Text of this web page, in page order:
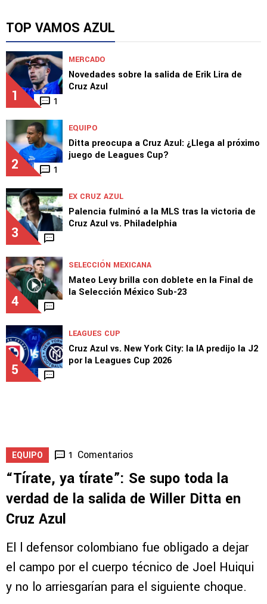
TOP VAMOS AZUL
1 1
MERCADO
Novedades sobre la salida de Erik Lira de
Cruz Azul
2 1
EQUIPO
Ditta preocupa a Cruz Azul: ¿Llega al próximo
juego de Leagues Cup?
3
EX CRUZ AZUL
Palencia fulminó a la MLS tras la victoria de
Cruz Azul vs. Philadelphia
4
SELECCIÓN MEXICANA
Mateo Levy brilla con doblete en la Final de
la Selección México Sub-23
5
LEAGUES CUP
Cruz Azul vs. New York City: la IA predijo la J2
por la Leagues Cup 2026
EQUIPO 1 Comentarios
“Tírate, ya tírate”: Se supo toda la
verdad de la salida de Willer Ditta en
Cruz Azul
El l defensor colombiano fue obligado a dejar
el campo por el cuerpo técnico de Joel Huiqui
y no lo arriesgarían para el siguiente choque.